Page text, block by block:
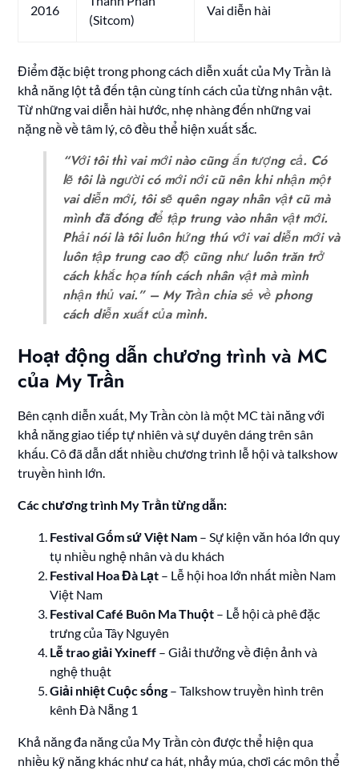
2016
(Sitcom)
Vai diễn hài
Điểm đặc biệt trong phong cách diễn xuất của My Trần là
khả năng lột tả đến tận cùng tính cách của từng nhân vật.
Từ những vai diễn hài hước, nhẹ nhàng đến những vai
nặng nề về tâm lý, cô đều thể hiện xuất sắc.
“Với tôi thì vai mới nào cũng ấn tượng cả. Có
lẽ tôi là người có mới nới cũ nên khi nhận một
vai diễn mới, tôi sẽ quên ngay nhân vật cũ mà
mình đã đóng để tập trung vào nhân vật mới.
Phải nói là tôi luôn hứng thú với vai diễn mới và
luôn tập trung cao độ cũng như luôn trăn trở
cách khắc họa tính cách nhân vật mà mình
nhận thủ vai.”– My Trần chia sẻ về phong
cách diễn xuất của mình.
Hoạt động dẫn chương trình và MC
của My Trần
Bên cạnh diễn xuất, My Trần còn là một MC tài năng với
khả năng giao tiếp tự nhiên và sự duyên dáng trên sân
khấu. Cô đã dẫn dắt nhiều chương trình lễ hội và talkshow
truyền hình lớn.
Các chương trình My Trần từng dẫn:
Festival Gốm sứ Việt Nam – Sự kiện văn hóa lớn quy
tụ nhiều nghệ nhân và du khách
Festival Hoa Đà Lạt – Lễ hội hoa lớn nhất miền Nam
Việt Nam
Festival Café Buôn Ma Thuột – Lễ hội cà phê đặc
trưng của Tây Nguyên
Lễ trao giải Yxineff – Giải thưởng về điện ảnh và
nghệ thuật
Giải nhiệt Cuộc sống – Talkshow truyền hình trên
kênh Đà Nẵng 1
Khả năng đa năng của My Trần còn được thể hiện qua
nhiều kỹ năng khác như ca hát, nhảy múa, chơi các môn thể